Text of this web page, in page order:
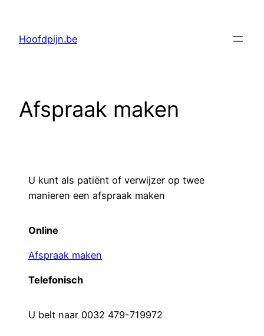
Hoofdpijn.be
Afspraak maken
U kunt als patiënt of verwijzer op twee
manieren een afspraak maken
Online
Afspraak maken
Telefonisch
U belt naar 0032 479-719972